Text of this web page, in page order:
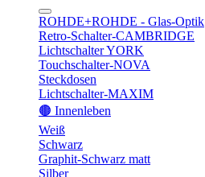
ROHDE+ROHDE - Glas-Optik
Retro-Schalter-CAMBRIDGE
Lichtschalter YORK
Touchschalter-NOVA
Steckdosen
Lichtschalter-MAXIM
🟤 Innenleben
Weiß
Schwarz
Graphit-Schwarz matt
Silber